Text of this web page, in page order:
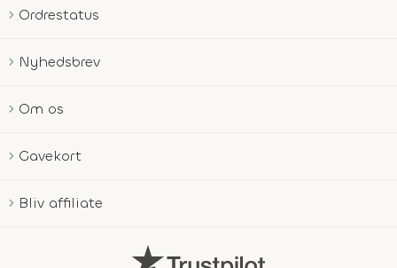
Ordrestatus
Nyhedsbrev
Om os
Gavekort
Bliv affiliate